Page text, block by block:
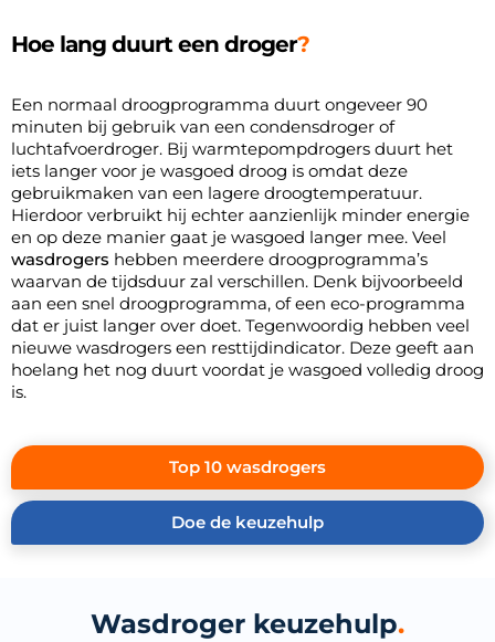
Hoe lang duurt een droger
Een normaal droogprogramma duurt ongeveer 90
minuten bij gebruik van een condensdroger of
luchtafvoerdroger. Bij warmtepompdrogers duurt het
iets langer voor je wasgoed droog is omdat deze
gebruikmaken van een lagere droogtemperatuur.
Hierdoor verbruikt hij echter aanzienlijk minder energie
en op deze manier gaat je wasgoed langer mee. Veel
wasdrogers hebben meerdere droogprogramma’s
waarvan de tijdsduur zal verschillen. Denk bijvoorbeeld
aan een snel droogprogramma, of een eco-programma
dat er juist langer over doet. Tegenwoordig hebben veel
nieuwe wasdrogers een resttijdindicator. Deze geeft aan
hoelang het nog duurt voordat je wasgoed volledig droog
is.
Top 10 wasdrogers
Doe de keuzehulp
Wasdroger keuzehulp